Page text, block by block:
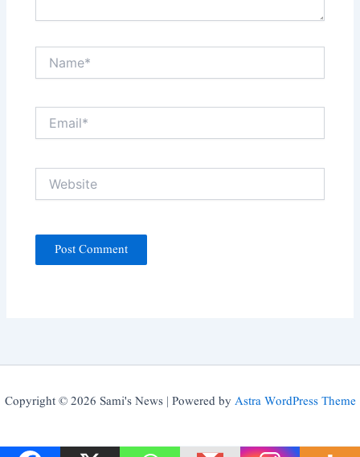
Email*
Copyright © 2026 Sami's News | Powered by Astra WordPress Theme